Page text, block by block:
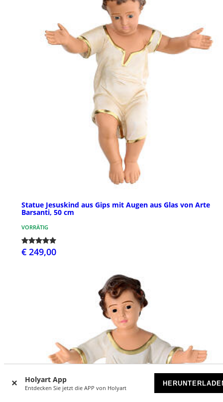
Holyart App
Entdecken Sie jetzt die APP von Holyart
Statue Jesuskind aus Gips mit Augen aus Glas von Arte
Barsanti, 50 cm
VORRÄTIG
€ 249,00